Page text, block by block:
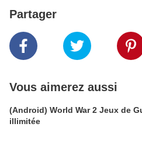
Partager
Vous aimerez aussi
(Android) World War 2 Jeux de
illimitée